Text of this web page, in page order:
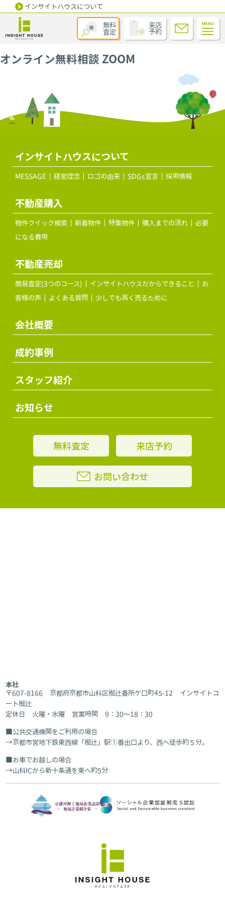
無料
査定
来店
予約
インサイトハウスについて
オンライン無料相談 ZOOM
インサイトハウスについて
MESSAGE 経営理念 ロゴの由来 SDGs宣言 採用情報
不動産購入
物件クイック検索 新着物件 特集物件 購入までの流れ
必要
になる費用
不動産売却
簡易査定(3つのコース) インサイトハウスだからできること
お
客様の声
よくある質問 少しでも高く売るために
会社概要
成約事例
スタッフ紹介
お知らせ
無料査定 来店予約
お問い合わせ
本社
〒607-8166 京都府京都市山科区椥辻番所ケ口町45-12 インサイトコ
ート椥辻
定休日 火曜・水曜 営業時間 9：30～18：30
公共交通機関をご利用の場合
京都市営地下鉄東西線「椥辻」駅①番出口より、西へ徒歩約５分。
お車でお越しの場合
山科ICから新十条通を東へ約5分